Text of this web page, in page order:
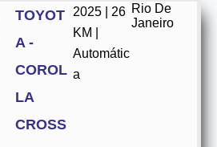
TOYOT
A -
COROL
LA
CROSS
2025 | 26
KM |
Automátic
a
Rio De
Janeiro